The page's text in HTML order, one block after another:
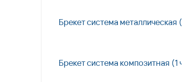
Брекет система металлическая
Брекет система композитная (1